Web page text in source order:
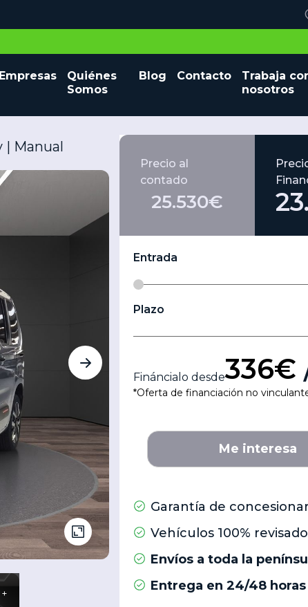
Empresas
Quiénes
Somos
Blog Contacto
Trabaja
nosotros
Seminuevos y
Ocasión
Cita
| Manual
Precio al
contado
25.530€
Entrada
Plazo
Fináncialo desde336€
*Oferta de financiación no
Me interesa
Garantía de
Vehículos 100%
Envíos a toda la
Entrega en 24/48 horas